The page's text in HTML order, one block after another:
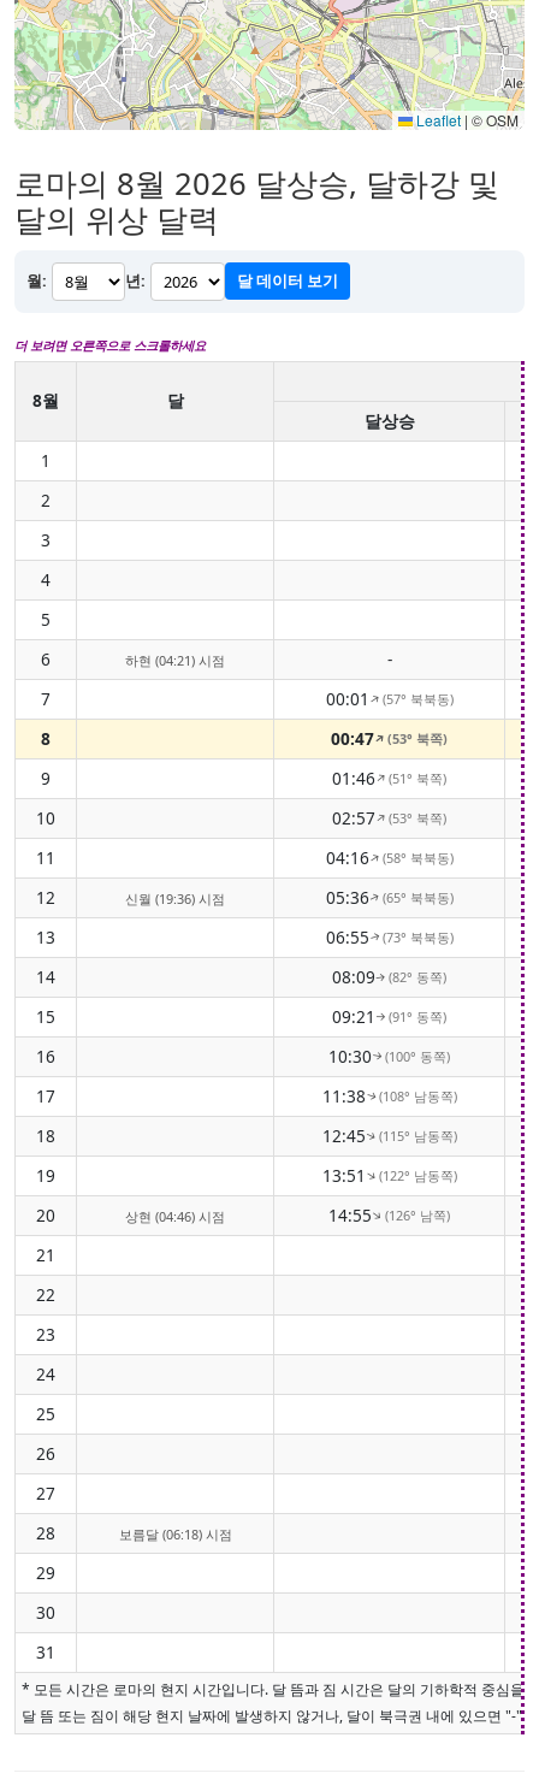
Leaflet | © OSM
로마의 8월 2026 달상승, 달하강 및
달의 위상 달력
월: 년: 달 데이터 보기
더 보려면 오른쪽으로 스크롤하세요
8월
달
달상승
1
2
3
4
5
6
하현 (04:21) 시점
-
7
00:01↑(57° 북북동)
8 00:47↑(53° 북쪽)
9 01:46↑(51° 북쪽)
10 02:57↑(53° 북쪽)
11 04:16↑(58° 북북동)
12 신월 (19:36) 시점 05:36↑(65° 북북동)
13 06:55↑(73° 북북동)
14 08:09↑(82° 동쪽)
15 09:21 ↑(91° 동쪽)
16 10:30↑(100° 동쪽)
17 11:38↑(108° 남동쪽)
18 12:45↑(115° 남동쪽)
19 13:51↑(122° 남동쪽)
20 상현 (04:46) 시점 14:55↑(126° 남쪽)
21
22
23
24
25
26
27
28
보름달 (06:18) 시점
29
30
31
* 모든 시간은 로마의 현지 시간입니다. 달 뜸과 짐 시간은 달의 기하학적 중심을
달 뜸 또는 짐이 해당 현지 날짜에 발생하지 않거나, 달이 북극권 내에 있으면 "-"